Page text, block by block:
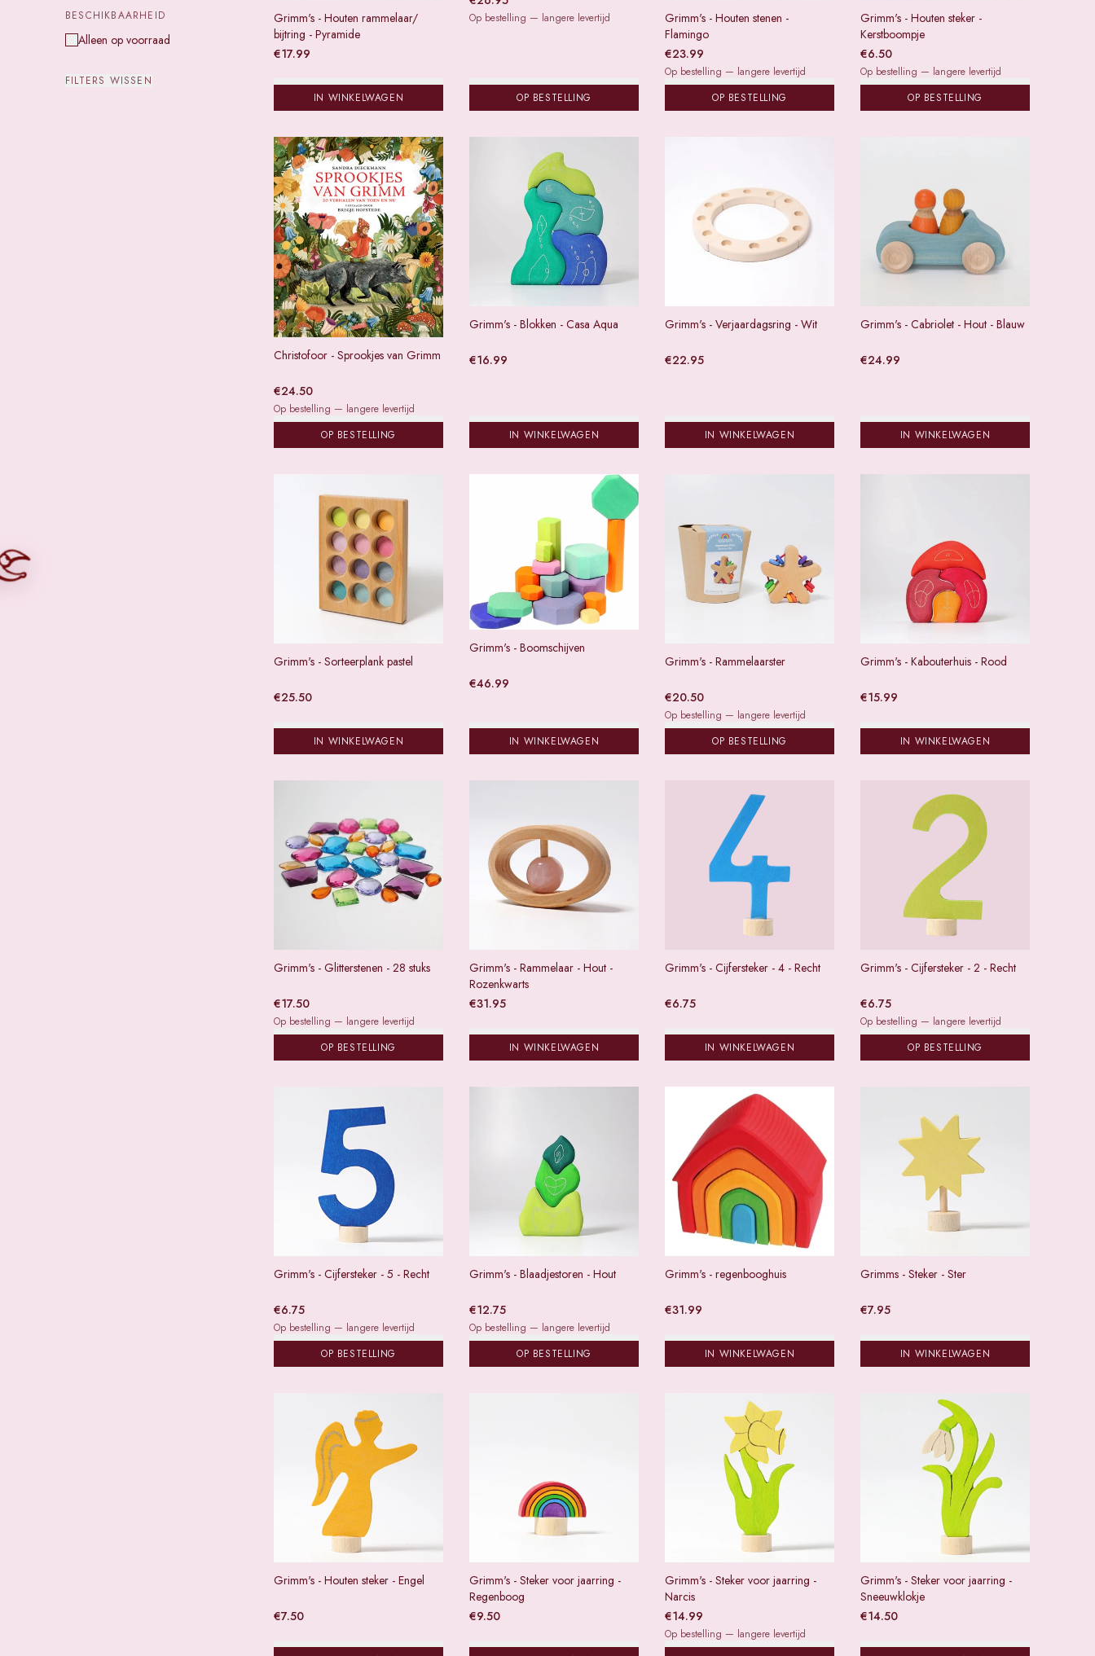
BESCHIKBAARHEID
Alleen op voorraad
FILTERS WISSEN
Grimm's - Houten rammelaar/
bijtring - Pyramide
€17.99
IN WINKELWAGEN
Op bestelling — langere levertijd
OP BESTELLING
Grimm's - Houten stenen -
Flamingo
€23.99
Op bestelling — langere levertijd
OP BESTELLING
Grimm's - Houten steker -
Kerstboompje
€6.50
Op bestelling — langere levertijd
OP BESTELLING
Christofoor - Sprookjes van Grimm
€24.50
Op bestelling — langere levertijd
OP BESTELLING
Grimm's - Blokken - Casa Aqua
€16.99
IN WINKELWAGEN
Grimm's - Verjaardagsring - Wit
€22.95
IN WINKELWAGEN
Grimm's - Cabriolet - Hout - Blauw
€24.99
IN WINKELWAGEN
Grimm's - Sorteerplank pastel
€25.50
IN WINKELWAGEN
Grimm's - Boomschijven
€46.99
IN WINKELWAGEN
Grimm's - Rammelaarster
€20.50
Op bestelling — langere levertijd
OP BESTELLING
Grimm's - Kabouterhuis - Rood
€15.99
IN WINKELWAGEN
Grimm's - Glitterstenen - 28 stuks
€17.50
Op bestelling — langere levertijd
OP BESTELLING
Grimm's - Rammelaar - Hout -
Rozenkwarts
€31.95
IN WINKELWAGEN
Grimm's - Cijfersteker - 4 - Recht
€6.75
IN WINKELWAGEN
Grimm's - Cijfersteker - 2 - Recht
€6.75
Op bestelling — langere levertijd
OP BESTELLING
Grimm's - Cijfersteker - 5 - Recht
€6.75
Op bestelling — langere levertijd
OP BESTELLING
Grimm's - Blaadjestoren - Hout
€12.75
Op bestelling — langere levertijd
OP BESTELLING
Grimm's - regenbooghuis
€31.99
IN WINKELWAGEN
Grimms - Steker - Ster
€7.95
IN WINKELWAGEN
Grimm's - Houten steker - Engel
€7.50
Grimm's - Steker voor jaarring -
Regenboog
€9.50
Grimm's - Steker voor jaarring -
Narcis
€14.99
Op bestelling — langere levertijd
Grimm's - Steker voor jaarring -
Sneeuwklokje
€14.50